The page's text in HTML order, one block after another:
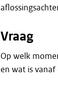
Vraag
Op welk
en wat is